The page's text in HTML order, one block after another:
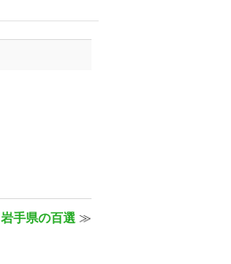
岩手県の百選≫